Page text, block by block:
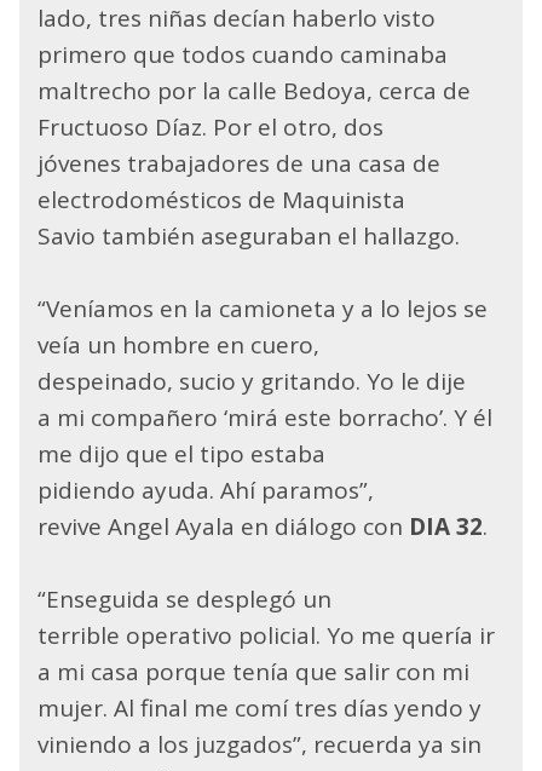
lado, tres niñas decían haberlo visto
primero que todos cuando caminaba
maltrecho por la calle Bedoya, cerca de
Fructuoso Díaz. Por el otro, dos
jóvenes trabajadores de una casa de
electrodomésticos de Maquinista
Savio también aseguraban el hallazgo.
“Veníamos en la camioneta y a lo lejos se
veía un hombre en cuero,
despeinado, sucio y gritando. Yo le dije
a mi compañero ‘mirá este borracho’. Y él
me dijo que el tipo estaba
pidiendo ayuda. Ahí paramos”,
revive Angel Ayala en diálogo con DIA 32.
“Enseguida se desplegó un
terrible operativo policial. Yo me quería ir
a mi casa porque tenía que salir con mi
mujer. Al final me comí tres días yendo y
viniendo a los juzgados”, recuerda ya sin